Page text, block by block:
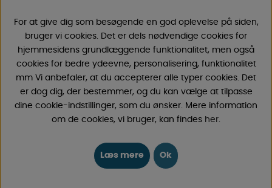
Gavekort
Om os
FAQ - Almindelige spørgsmål
Købsbetingelser
Log ind
Vi svarer altid indenfor 24 timer på hverdage.
For at give dig som besøgende en god oplevelse på siden,
bruger vi cookies. Det er dels nødvendige cookies for
hjemmesidens grundlæggende funktionalitet, men også
cookies for bedre ydeevne, personalisering, funktionalitet
mm Vi anbefaler, at du accepterer alle typer cookies. Det
er dog dig, der bestemmer, og du kan vælge at tilpasse
dine cookie-indstillinger, som du ønsker. Mere information
om de cookies, vi bruger, kan findes her.
Læs mere Ok